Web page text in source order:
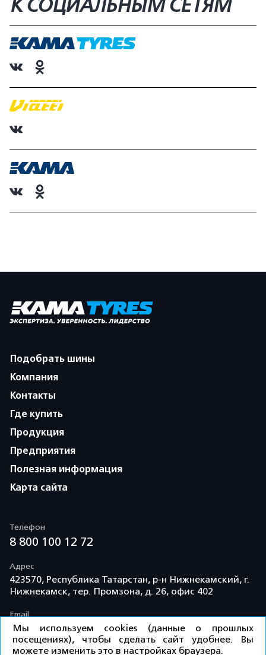
К СОЦИАЛЬНЫМ СЕТЯМ
Подобрать шины
Компания
Контакты
Где купить
Продукция
Предприятия
Полезная информация
Карта сайта
Телефон
8 800 100 12 72
Адрес
423570, Республика Татарстан, р-н Нижнекамский, г.
Нижнекамск, тер. Промзона, д. 26, офис 402
Email
info@td-kama.com
Мы используем cookies (данные о прошлых
посещениях), чтобы сделать сайт удобнее. Вы
можете изменить это в настройках браузера.